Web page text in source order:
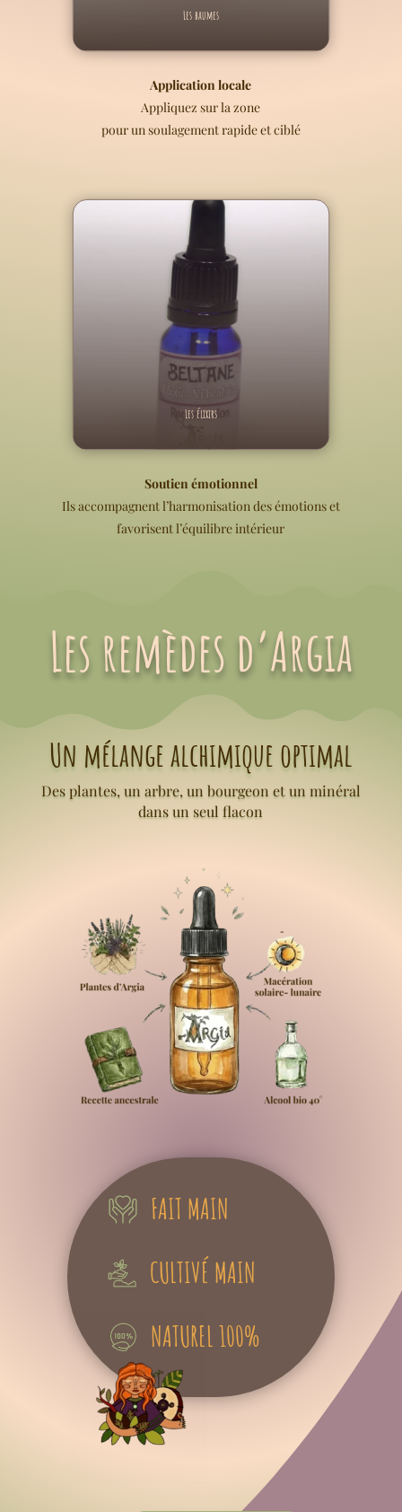
Les baumes
Application locale
Appliquez sur la zone
pour un soulagement rapide et ciblé
Les élixirs
Soutien émotionnel
Ils accompagnent l’harmonisation des émotions et
favorisent l’équilibre intérieur
Les remèdes d’Argia
Un mélange alchimique optimal
Des plantes, un arbre, un bourgeon et un minéral
dans un seul flacon
FAIT MAIN
CULTIVÉ MAIN
NATUREL 100%